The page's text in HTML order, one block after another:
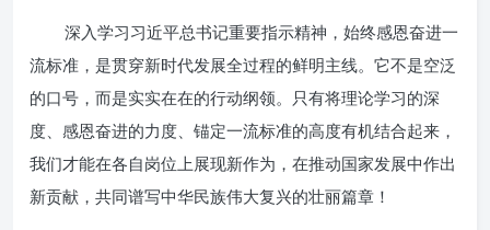
深入学习习近平总书记重要指示精神，始终感恩奋进一
流标准，是贯穿新时代发展全过程的鲜明主线。它不是空泛
的口号，而是实实在在的行动纲领。只有将理论学习的深
度、感恩奋进的力度、锚定一流标准的高度有机结合起来，
我们才能在各自岗位上展现新作为，在推动国家发展中作出
新贡献，共同谱写中华民族伟大复兴的壮丽篇章！